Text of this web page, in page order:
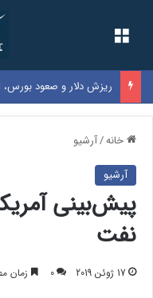
ریزش دلار و صعود بورس،
خانه/آرشیو
آرشیو
پیش‌بینی
نفت
17 ژوئن 2019 0 زمان